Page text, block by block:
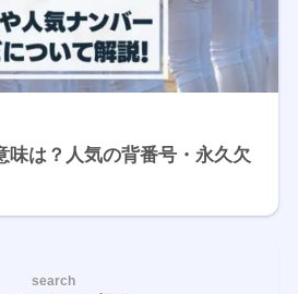
味は？人気の背番号・永久欠
search